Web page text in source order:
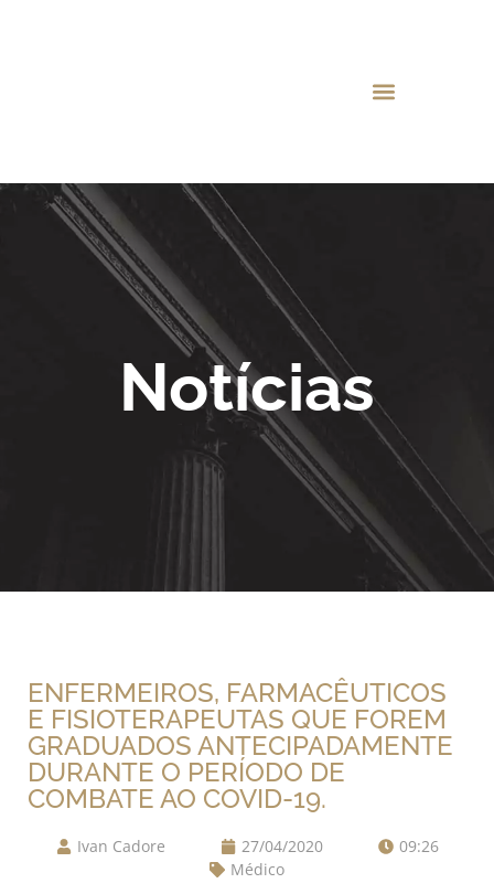
Notícias
ENFERMEIROS, FARMACÊUTICOS
E FISIOTERAPEUTAS QUE FOREM
GRADUADOS ANTECIPADAMENTE
DURANTE O PERÍODO DE
COMBATE AO COVID-19.
Ivan Cadore 27/04/2020
09:26
Médico